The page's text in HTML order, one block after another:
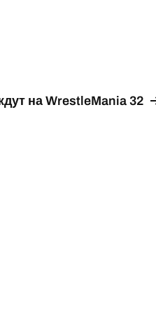
на WrestleMania 32